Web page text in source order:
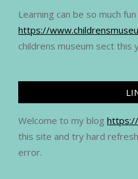
Learning can be so much
https://
childrens museum sect this
Welcome to my blog
this site and try hard
error.